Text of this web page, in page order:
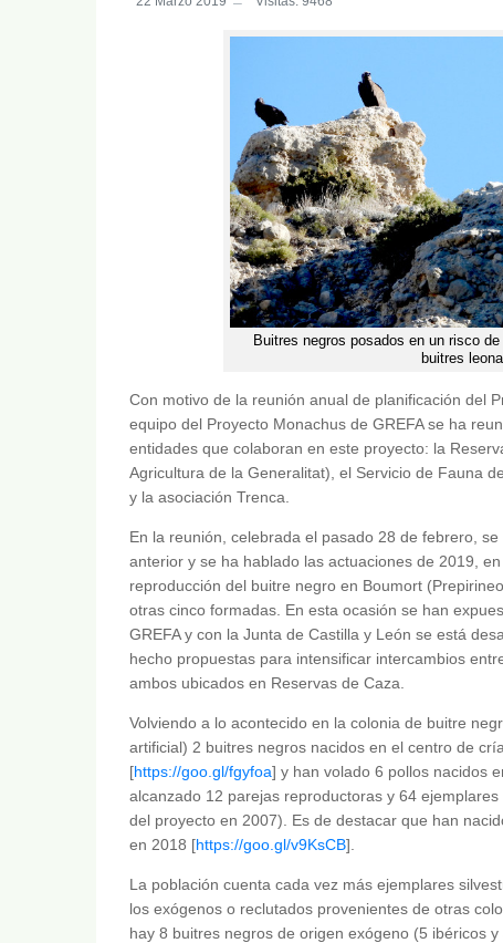
Buitres negros posados en un risco
buitres
Con motivo de la reunión anual de planificación del
equipo del Proyecto Monachus de GREFA se ha
entidades que colaboran en este proyecto: la
Agricultura de la Generalitat), el Servicio de Fauna
y la asociación Trenca.
En la reunión, celebrada el pasado 28 de febrero,
anterior y se ha hablado las actuaciones de 2019,
reproducción del buitre negro en Boumort
otras cinco formadas. En esta ocasión se han
GREFA y con la Junta de Castilla y León se está
hecho propuestas para intensificar intercambios
ambos ubicados en Reservas de Caza.
Volviendo a lo acontecido en la colonia de buitre
artificial) 2 buitres negros nacidos en el centro de
[https://goo.gl/fgyfoa] y han volado 6 pollos nacidos
alcanzado 12 parejas reproductoras y 64
del proyecto en 2007). Es de destacar que han
en 2018 [https://goo.gl/v9KsCB].
La población cuenta cada vez más ejemplares
los exógenos o reclutados provenientes de otras
hay 8 buitres negros de origen exógeno (5 ibéricos y